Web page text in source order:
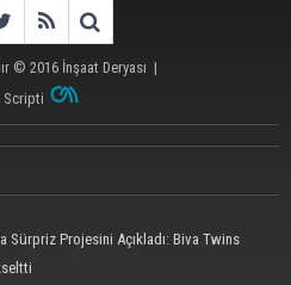
© 2016 İnşaat Deryası |
Scripti
Sürpriz Projesini Açıkladı: Biva Twins